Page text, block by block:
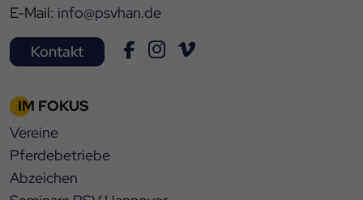
E-Mail: info@psvhan.de
Kontakt
IM FOKUS
Vereine
Pferdebetriebe
Abzeichen